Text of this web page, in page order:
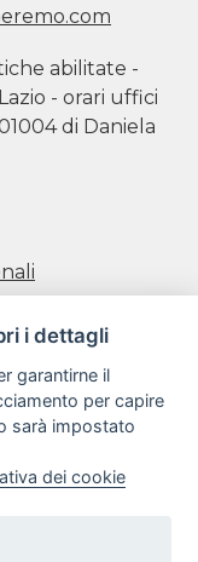
abilitate -
- orari uffici
di Daniela
Cookie
sito web
i dettagli
garantirne il
per capire
sarà impostato
dei cookie